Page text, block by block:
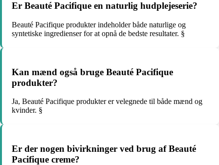
Er Beauté Pacifique en naturlig hudplejeserie?
Beauté Pacifique produkter indeholder både naturlige og
syntetiske ingredienser for at opnå de bedste resultater. §
Kan mænd også bruge Beauté Pacifique
produkter?
Ja, Beauté Pacifique produkter er velegnede til både mænd og
kvinder. §
Er der nogen bivirkninger ved brug af Beauté
Pacifique creme?